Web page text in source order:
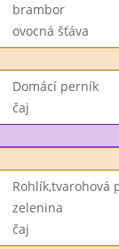
brambor
ovocná šťáva
Domácí perník
čaj
Rohlík,tvarohová
zelenina
čaj